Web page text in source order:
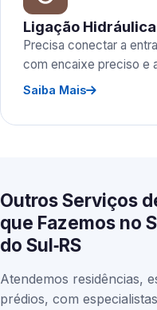
Ligação
Precisa conectar a
com encaixe preciso e
Saiba Mais
Outros Serviços
que Fazemos no
do Sul‑RS
Atendemos residências,
prédios, com